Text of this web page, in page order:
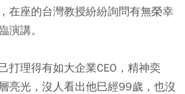
在座的台灣教授紛紛詢問有無榮幸
演講。
打理得有如大企業CEO，精神奕
亮光，沒人看出他巳經99歲，也沒